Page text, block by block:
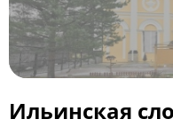
Ильинская